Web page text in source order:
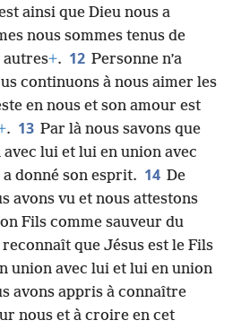
ainsi que Dieu nous a
nous sommes tenus de
autres+. 12 Personne n’a
continuons à nous aimer les
en nous et son amour est
. 13 Par là nous savons que
lui et lui en union avec
donné son esprit. 14 De
avons vu et nous attestons
Fils comme sauveur du
que Jésus est le Fils
union avec lui et lui en union
avons appris à connaître
nous et à croire en cet